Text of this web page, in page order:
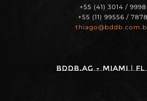
+55 (41) 3014 / 9998
+55 (11) 99556 / 7878
BDDB.ag - MIAMI | FL